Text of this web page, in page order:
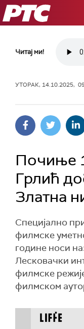
РТС
Читај ми!
УТОРАК, 14.10.2025,
Почиње
Грлић
Златна
Специјално
филмске
године носи
Лесковачки
филмске
филмском